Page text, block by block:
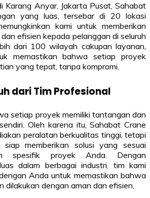
Karang Anyar, Jakarta Pusat, Sahabat
yang luas, tersebar di 20 lokasi
kami untuk memberikan
efisien kepada pelanggan di seluruh
dari 100 wilayah cakupan layanan,
memastikan bahwa setiap proyek
yang tepat, tanpa kompromi.
dari Tim Profesional
setiap proyek memiliki tantangan dan
Oleh karena itu, Sahabat Crane
peralatan berkualitas tinggi, tetapi
memberikan solusi yang sesuai
spesifik proyek Anda. Dengan
dalam berbagai industri, tim kami
Anda untuk memastikan bahwa
dilakukan dengan aman dan efisien.